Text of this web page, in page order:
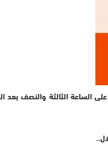
وقال الحزب في بلاغه أنه تقرر مواصلة أشغال جلسة الدورة الأولى للمجلس الوطني لحزب